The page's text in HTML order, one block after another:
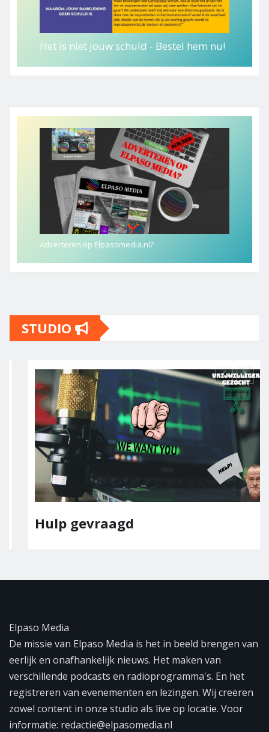
Het is niet jouw schuld - Bestel hem nu!
Adverteren op Elpasomedia.nl?
STUDIO
Hulp gevraagd
Elpaso Media
De missie van Elpaso Media is het in beeld brengen van
eerlijk en onafhankelijk nieuws. Het maken van
verschillende podcasts en radioprogramma's. En het
registreren van evenementen en lezingen. Wij creëren
zowel content in onze studio als live op locatie. Voor
informatie: redactie@elpasomedia.nl